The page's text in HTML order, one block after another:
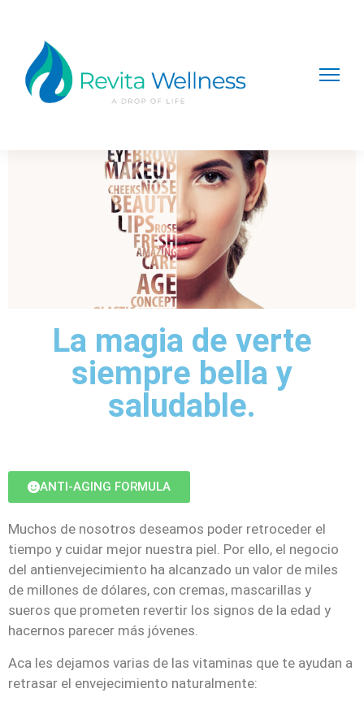
PREVIOUS
6 consejos para perder peso de forma natural y saludable
NEXT
¿Cuáles son los beneficios del glutatión?
La magia de verte
siempre bella y
saludable.
ANTI-AGING FORMULA
Muchos de nosotros deseamos poder retroceder el
tiempo y cuidar mejor nuestra piel. Por ello, el negocio
del antienvejecimiento ha alcanzado un valor de miles
de millones de dólares, con cremas, mascarillas y
sueros que prometen revertir los signos de la edad y
hacernos parecer más jóvenes.
Aca les dejamos varias de las vitaminas que te ayudan a
retrasar el envejecimiento naturalmente: